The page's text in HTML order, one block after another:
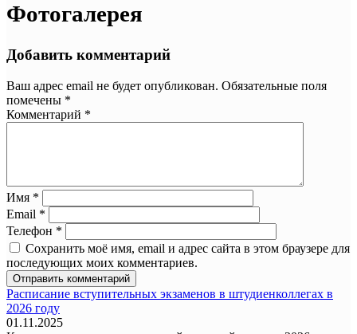
Фотогалерея
Добавить комментарий
Ваш адрес email не будет опубликован. Обязательные поля
помечены *
Комментарий *
Имя *
Email *
Телефон *
Сохранить моё имя, email и адрес сайта в этом браузере для
последующих моих комментариев.
Расписание вступительных экзаменов в штудиенколлегах в
2026 году
01.11.2025